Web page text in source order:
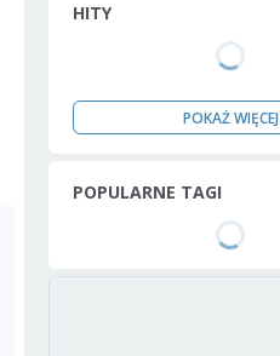
HITY
POKAŻ WIĘCEJ
POPULARNE TAGI